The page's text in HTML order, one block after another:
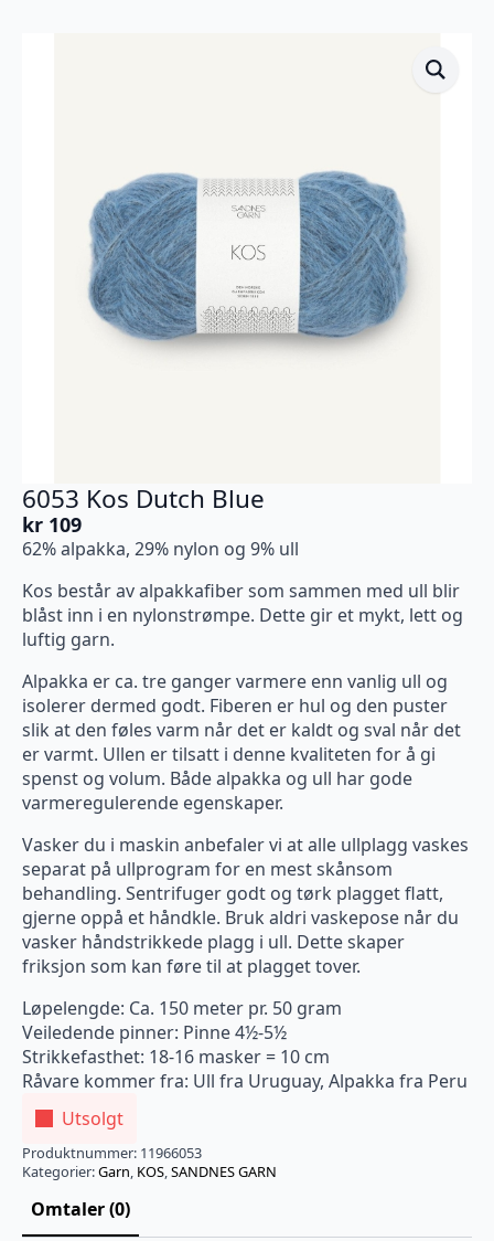
6053 Kos Dutch Blue
kr 109
62% alpakka, 29% nylon og 9% ull
Kos består av alpakkafiber som sammen med ull blir
blåst inn i en nylonstrømpe. Dette gir et mykt, lett og
luftig garn.
Alpakka er ca. tre ganger varmere enn vanlig ull og
isolerer dermed godt. Fiberen er hul og den puster
slik at den føles varm når det er kaldt og sval når det
er varmt. Ullen er tilsatt i denne kvaliteten for å gi
spenst og volum. Både alpakka og ull har gode
varmeregulerende egenskaper.
Vasker du i maskin anbefaler vi at alle ullplagg vaskes
separat på ullprogram for en mest skånsom
behandling. Sentrifuger godt og tørk plagget flatt,
gjerne oppå et håndkle. Bruk aldri vaskepose når du
vasker håndstrikkede plagg i ull. Dette skaper
friksjon som kan føre til at plagget tover.
Løpelengde: Ca. 150 meter pr. 50 gram
Veiledende pinner: Pinne 4½-5½
Strikkefasthet: 18-16 masker = 10 cm
Råvare kommer fra: Ull fra Uruguay, Alpakka fra Peru
Utsolgt
Produktnummer: 11966053
Kategorier:Garn, KOS,SANDNES GARN
Omtaler (0)